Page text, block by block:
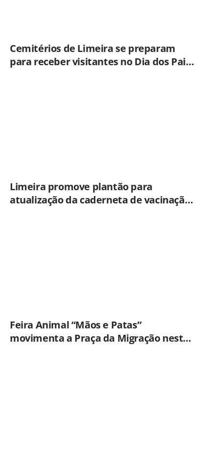
Cemitérios de Limeira se preparam
para receber visitantes no Dia dos Pais;
Limeira promove plantão para
atualização da caderneta de vacinação
Feira Animal “Mãos e Patas”
movimenta a Praça da Migração neste